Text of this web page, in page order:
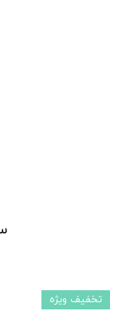
تخفیف ویژه